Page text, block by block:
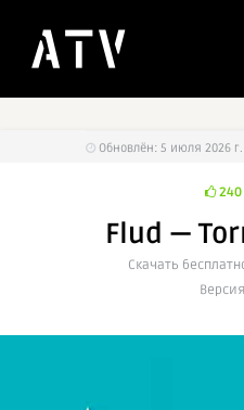
Обновлён: 5 июля 2026 г.
240
Flud —
Cкачать